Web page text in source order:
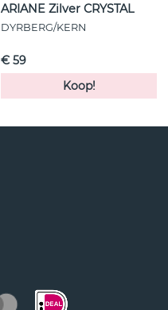
ARIANE Zilver CRYSTAL
DYRBERG/KERN
€ 59
Koop!